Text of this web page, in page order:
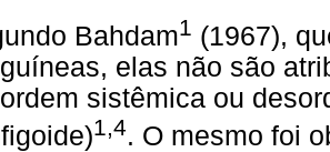
Bahdam1 (1967),
elas não são
sistêmica ou
1,4. O mesmo foi